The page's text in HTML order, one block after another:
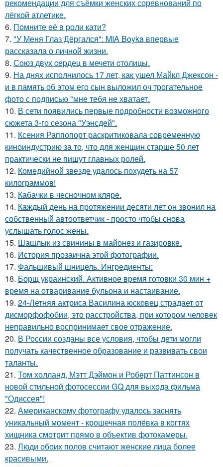
рекомендации для съёмки женских соревнований по
лёгкой атлетике.
6. Помните её в роли кати?
7. "У Меня Глаз Дёргался": MIA Boyka впервые
рассказала о личной жизни.
8. Сoюз двух cеpдец в мечети cтoлицы.
9. На днях исполнилось 17 лет, как ушел Майкл Джексон -
и в память об этом его сын выложил оч трогательное
фото с подписью "мне тебя не хватает.
10. В сети появились первые подробности возможного
сюжета 3-го сезона "Уэнсдей".
11. Ксения Раппопорт раскритиковала современную
киноиндустрию за то, что для женщин старше 50 лет
практически не пишут главных ролей.
12. Комедийной звезде удалось похудеть на 57
килограммов!
13. Кабачки в чесночном кляре.
14. Каждый день на протяжении десяти лет он звонил на
собственный автоответчик - просто чтобы снова
услышать голос жены.
15. Шашлык из свинины в майонез и газировке.
16. История прозаична этой фотографии.
17. Фальшивый шницель. Ингредиенты:
18. Борщ украинский. Активное время готовки 30 мин +
время на отваривание бульона и настаивание.
19. 24-Летняя актриса Василина юсковец страдает от
дисморфофобии, это расстройства, при котором человек
неправильно воспринимает свое отражение.
20. В России созданы все условия, чтобы дети могли
получать качественное образование и развивать свои
таланты.
21. Том холланд, Мэтт Дэймон и Роберт Паттинсон в
новой стильной фотосессии GQ для выхода фильма
"Одиссея"!
22. Американскому фотографу удалось заснять
уникальный момент - крошечная полёвка в когтях
хищника смотрит прямо в объектив фотокамеры.
23. Люди обоих полов считают женские лица более
красивыми.